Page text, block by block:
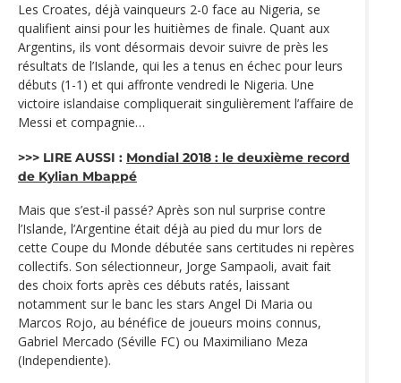
Les Croates, déjà vainqueurs 2-0 face au Nigeria, se
qualifient ainsi pour les huitièmes de finale. Quant aux
Argentins, ils vont désormais devoir suivre de près les
résultats de l’Islande, qui les a tenus en échec pour leurs
débuts (1-1) et qui affronte vendredi le Nigeria. Une
victoire islandaise compliquerait singulièrement l’affaire de
Messi et compagnie…
>>> LIRE AUSSI : Mondial 2018 : le deuxième record
de Kylian Mbappé
Mais que s’est-il passé? Après son nul surprise contre
l’Islande, l’Argentine était déjà au pied du mur lors de
cette Coupe du Monde débutée sans certitudes ni repères
collectifs. Son sélectionneur, Jorge Sampaoli, avait fait
des choix forts après ces débuts ratés, laissant
notamment sur le banc les stars Angel Di Maria ou
Marcos Rojo, au bénéfice de joueurs moins connus,
Gabriel Mercado (Séville FC) ou Maximiliano Meza
(Independiente).